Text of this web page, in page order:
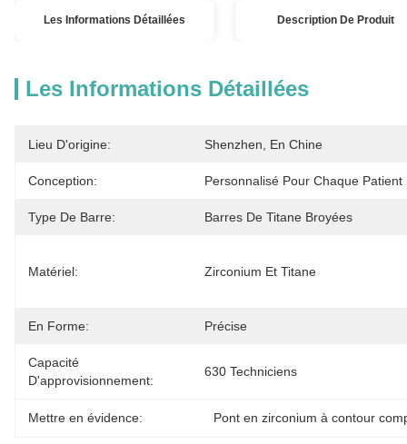
Les Informations Détaillées Description De Produit
Les Informations Détaillées
Lieu D'origine: Shenzhen, En Chine
Conception: Personnalisé Pour Chaque Patient
Type De Barre: Barres De Titane Broyées
Matériel: Zirconium Et Titane
En Forme: Précise
Capacité
D'approvisionnement:
630 Techniciens
Mettre en évidence: Pont en zirconium à contour